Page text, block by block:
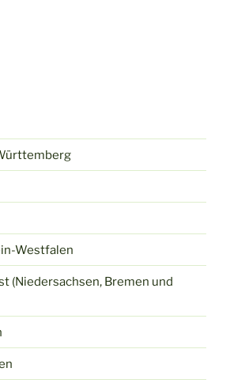
Westfalen
(Niedersachsen, Bremen und